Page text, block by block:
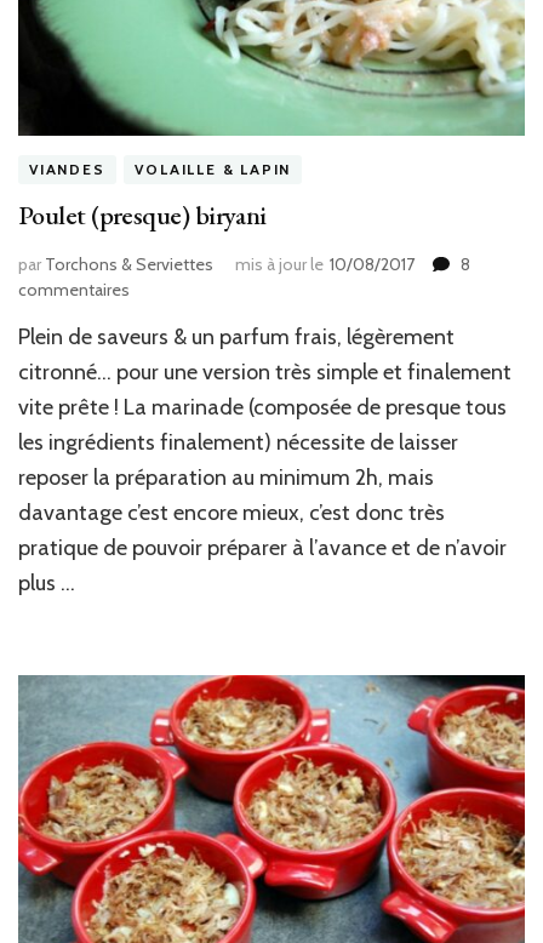
VIANDES VOLAILLE & LAPIN
Poulet (presque) biryani
par Torchons & Serviettes mis à jour le 10/08/2017
8
commentaires
(presque)
biryani
Plein de saveurs & un parfum frais, légèrement
citronné… pour une version très simple et finalement
vite prête ! La marinade (composée de presque tous
les ingrédients finalement) nécessite de laisser
reposer la préparation au minimum 2h, mais
davantage c’est encore mieux, c’est donc très
pratique de pouvoir préparer à l’avance et de n’avoir
plus …